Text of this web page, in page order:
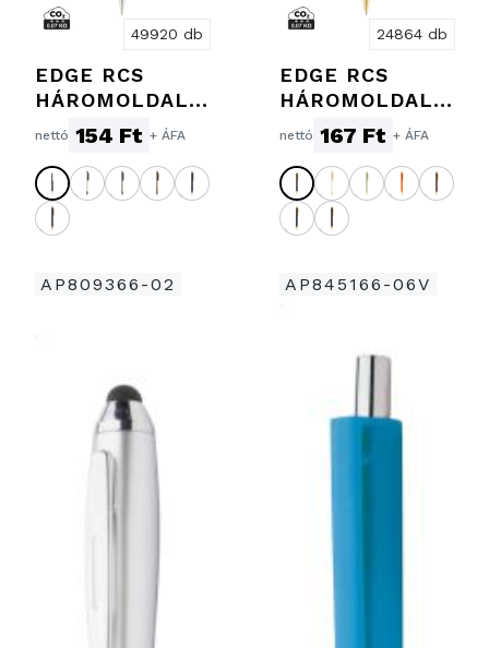
49920 db
EDGE RCS
HÁROMOLDALÚ
EXKLUZÍV TOLL
nettó 154 Ft + ÁFA
24864 db
EDGE RCS
HÁROMOLDALÚ
LUXUS TOLL
nettó 167 Ft + ÁFA
AP809366-02 AP845166-06V